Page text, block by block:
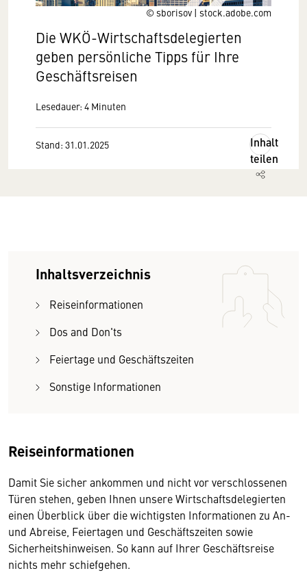
© sborisov | stock.adobe.com
Die WKÖ-Wirtschaftsdelegierten
geben persönliche Tipps für Ihre
Geschäftsreisen
Lesedauer: 4 Minuten
Stand: 31.01.2025
Inhalt
teilen
Inhaltsverzeichnis
Reiseinformationen
Dos and Don'ts
Feiertage und Geschäftszeiten
Sonstige Informationen
Reiseinformationen
Damit Sie sicher ankommen und nicht vor verschlossenen
Türen stehen, geben Ihnen unsere Wirtschaftsdelegierten
einen Überblick über die wichtigsten Informationen zu An-
und Abreise, Feiertagen und Geschäftszeiten sowie
Sicherheitshinweisen. So kann auf Ihrer Geschäftsreise
nichts mehr schiefgehen.